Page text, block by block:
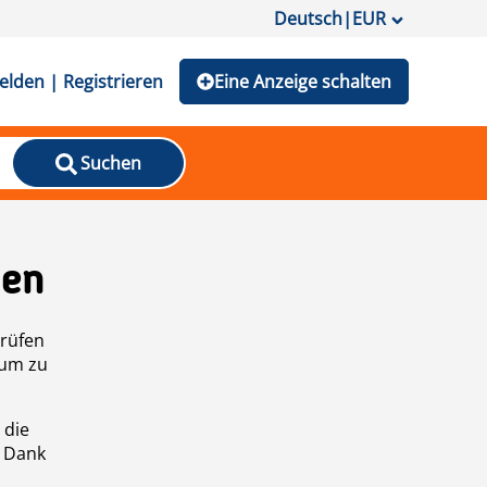
Deutsch|EUR
| Registrieren Eine Anzeige schalten
Suchen
zu
die